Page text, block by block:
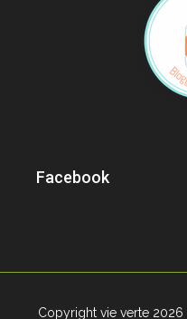
Facebook
Copyright vie verte 2026